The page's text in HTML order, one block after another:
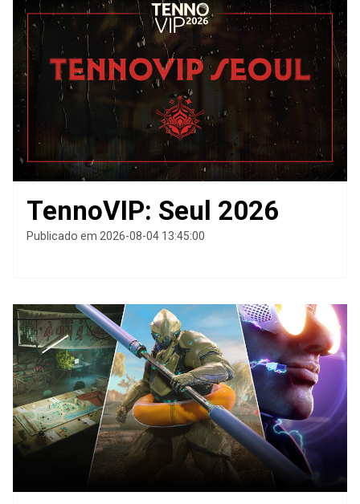
TennoVIP: Seul 2026
Publicado em 2026-08-04 13:45:00